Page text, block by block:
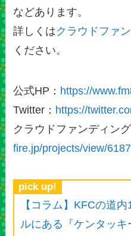
などあります。
詳しくはクラウドファ
ください。
公式HP： https://
Twitter： https://
クラウドファンディング
fire.jp/projects/view/
pick up!
【コラム】KFCの道
ルにある『ケンタッ